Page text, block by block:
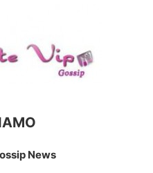
News